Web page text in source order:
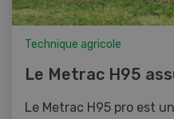
Technique agricole
Le Metrac H95
Le Metrac H95 pro est